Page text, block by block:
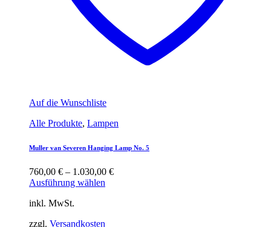
Auf die Wunschliste
Alle Produkte, Lampen
Muller van Severen Hanging Lamp No. 5
760,00 € – 1.030,00 €
Ausführung wählen
inkl. MwSt.
zzgl. Versandkosten